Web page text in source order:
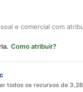
e comercial com
Como atribuir?
todos os recursos de